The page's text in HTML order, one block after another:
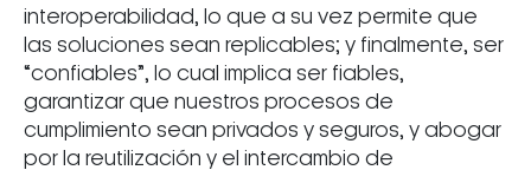
interoperabilidad, lo que a su vez permite que
las soluciones sean replicables; y finalmente, ser
“confiables”, lo cual implica ser fiables,
garantizar que nuestros procesos de
cumplimiento sean privados y seguros, y abogar
por la reutilización y el intercambio de